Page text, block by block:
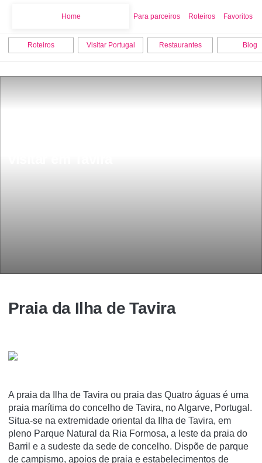
Home Para parceiros Roteiros Favoritos
Roteiros Visitar Portugal Restaurantes Blog
Praia da Ilha de Tavira
A praia da Ilha de Tavira ou praia das Quatro águas é uma
praia marí­tima do concelho de Tavira, no Algarve, Portugal.
Situa-se na extremidade oriental da Ilha de Tavira, em
pleno Parque Natural da Ria Formosa, a leste da praia do
Barril e a sudeste da sede de concelho. Dispõe de parque
de campismo, apoios de praia e estabelecimentos de